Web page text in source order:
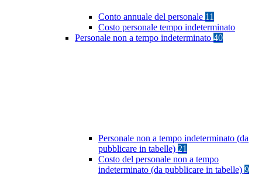
Conto annuale del personale 11
Costo personale tempo indeterminato
Personale non a tempo indeterminato 40
Personale non a tempo indeterminato (da
pubblicare in tabelle) 21
Costo del personale non a tempo
indeterminato (da pubblicare in tabelle) 9